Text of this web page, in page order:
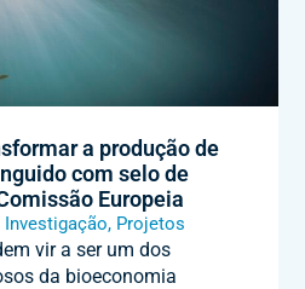
a produção de
com selo de
Europeia
Investigação, Projetos
vir a ser um dos
da bioeconomia